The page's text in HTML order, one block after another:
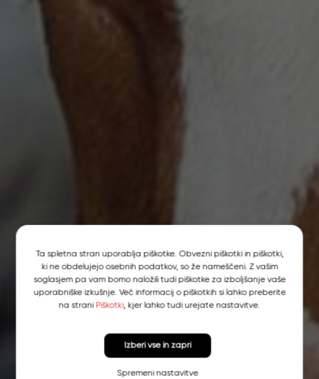
Ta spletna stran uporablja piškotke. Obvezni piškotki in piškotki,
ki ne obdelujejo osebnih podatkov, so že nameščeni. Z vašim
soglasjem pa vam bomo naložili tudi piškotke za izboljšanje vaše
uporabniške izkušnje. Več informacij o piškotkih si lahko preberite
na strani Piškotki, kjer lahko tudi urejate nastavitve.
Spremeni nastavitve
Izberi vse in zapri